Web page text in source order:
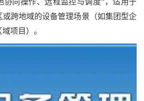
协同操作、远程监控与调度”，适用于
跨地域的设备管理场景（如集团型企
项目）。